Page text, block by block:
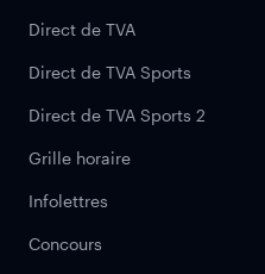
Direct de TVA
Direct de TVA Sports
Direct de TVA Sports 2
Grille horaire
Infolettres
Concours